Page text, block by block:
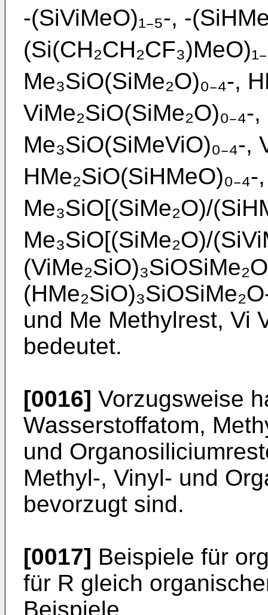
-(SiViMeO)₁₋₅-, -
Me₃SiO(SiMe₂O)₀₋₄-,
ViMe₂SiO(SiMe₂O)₀₋₄-
Me₃SiO(SiMeViO)₀₋₄-,
HMe₂SiO(SiHMeO)₀₋₄-,
Me₃SiO[(SiMe₂O)/
Me₃SiO[(SiMe₂O)/
und Me Methylrest, Vi
bedeutet.
[0016] Vorzugsweise
Wasserstoffatom,
und
Methyl-, Vinyl- und
bevorzugt sind.
[0017] Beispiele für
für R gleich
Beispiele.